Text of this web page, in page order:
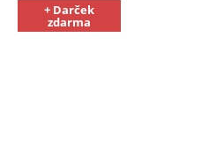
+ Darček
zdarma